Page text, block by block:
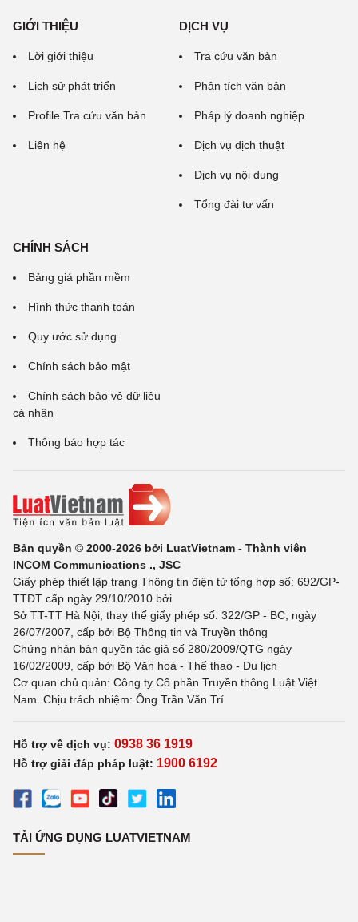
GIỚI THIỆU
Lời giới thiệu
Lịch sử phát triển
Profile Tra cứu văn bản
Liên hệ
DỊCH VỤ
Tra cứu văn bản
Phân tích văn bản
Pháp lý doanh nghiệp
Dịch vụ dịch thuật
Dịch vụ nội dung
Tổng đài tư vấn
CHÍNH SÁCH
Bảng giá phần mềm
Hình thức thanh toán
Quy ước sử dụng
Chính sách bảo mật
Chính sách bảo vệ dữ liệu
cá nhân
Thông báo hợp tác
Bản quyền © 2000-2026 bởi LuatVietnam - Thành viên
INCOM Communications ., JSC
Giấy phép thiết lập trang Thông tin điện tử tổng hợp số: 692/GP-
TTĐT cấp ngày 29/10/2010 bởi
Sở TT-TT Hà Nội, thay thế giấy phép số: 322/GP - BC, ngày
26/07/2007, cấp bởi Bộ Thông tin và Truyền thông
Chứng nhận bản quyền tác giả số 280/2009/QTG ngày
16/02/2009, cấp bởi Bộ Văn hoá - Thể thao - Du lịch
Cơ quan chủ quản: Công ty Cổ phần Truyền thông Luật Việt
Nam. Chịu trách nhiệm: Ông Trần Văn Trí
Hỗ trợ về dịch vụ: 0938 36 1919
Hỗ trợ giải đáp pháp luật: 1900 6192
TẢI ỨNG DỤNG LUATVIETNAM